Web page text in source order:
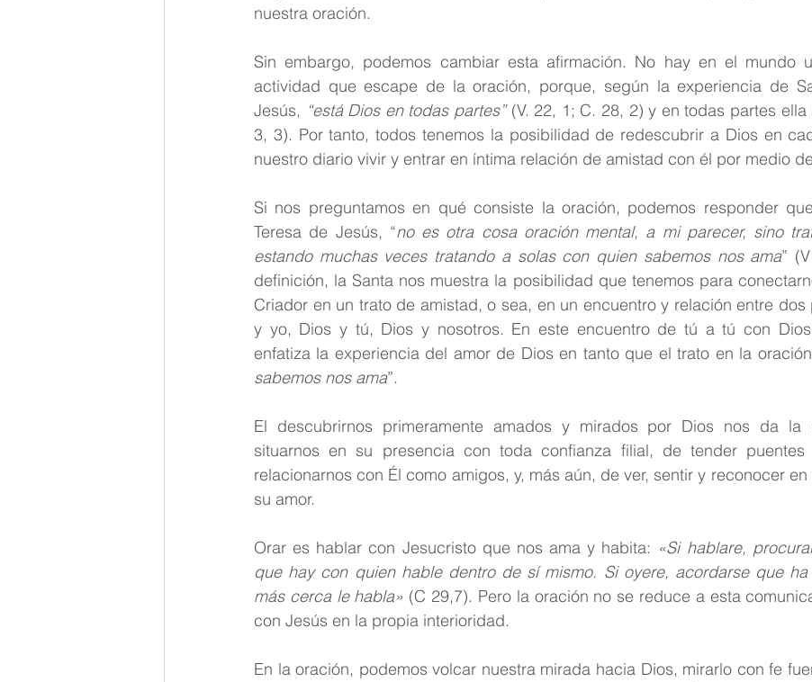
nuestra oración.
Sin embargo, podemos cambiar esta afirmación. No hay en el mundo
actividad que escape de la oración, porque, según la experiencia de
Jesús, “está Dios en todas partes” (V. 22, 1; C. 28, 2) y en todas partes ella
3, 3). Por tanto, todos tenemos la posibilidad de redescubrir a Dios en
nuestro diario vivir y entrar en íntima relación de amistad con él por medio
Si nos preguntamos en qué consiste la oración, podemos responder
Teresa de Jesús, “no es otra cosa oración mental, a mi parecer, sino
estando muchas veces tratando a solas con quien sabemos nos ama”
definición, la Santa nos muestra la posibilidad que tenemos para
Criador en un trato de amistad, o sea, en un encuentro y relación entre dos
y yo, Dios y tú, Dios y nosotros. En este encuentro de tú a tú con
enfatiza la experiencia del amor de Dios en tanto que el trato en la
sabemos nos ama”.
El descubrirnos primeramente amados y mirados por Dios nos da la
situarnos en su presencia con toda confianza filial, de tender
relacionarnos con Él como amigos, y, más aún, de ver, sentir y reconocer
su amor.
Orar es hablar con Jesucristo que nos ama y habita: «Si hablare,
que hay con quien hable dentro de sí mismo. Si oyere, acordarse que
más cerca le habla» (C 29,7). Pero la oración no se reduce a esta
con Jesús en la propia interioridad.
En la oración, podemos volcar nuestra mirada hacia Dios, mirarlo con fe